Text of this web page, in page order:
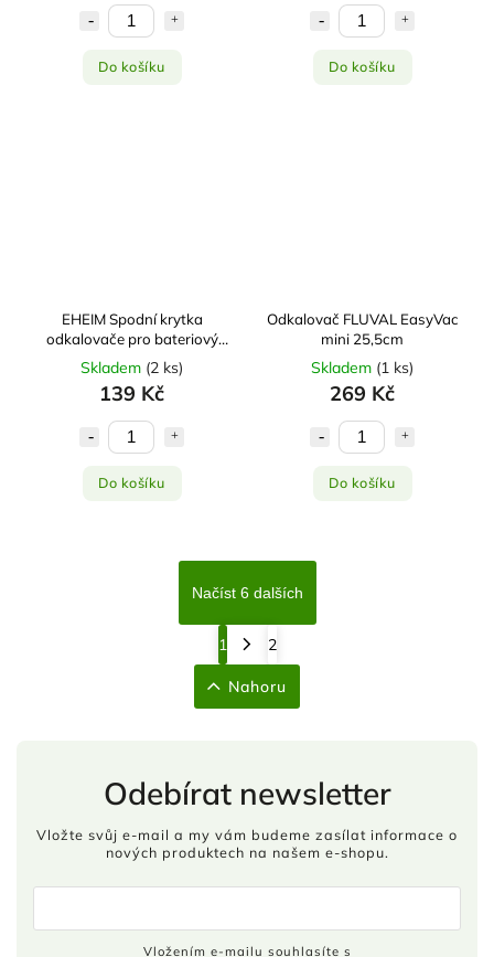
Do košíku Do košíku
EHEIM Spodní krytka
odkalovače pro bateriový
odkalovač 3531
Skladem (2 ks)
139 Kč
Do košíku
Odkalovač FLUVAL EasyVac
mini 25,5cm
Skladem (1 ks)
269 Kč
Do košíku
Načíst 6 dalších
1 2
Nahoru
Odebírat newsletter
Vložte svůj e-mail a my vám budeme zasílat informace o
nových produktech na našem e-shopu.